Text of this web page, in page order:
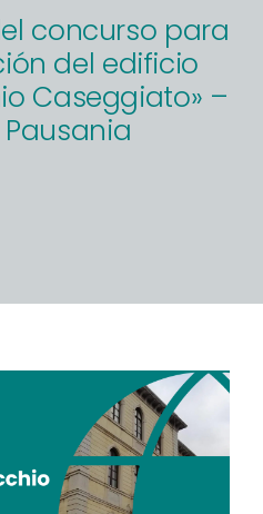
concurso para
del edificio
Caseggiato» –